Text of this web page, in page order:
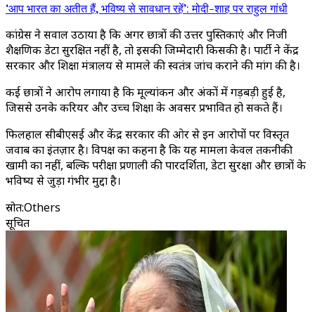
‘आप भारत का अतीत हैं, भविष्य से सावधान रहें’: मोदी-शाह पर राहुल गांधी
कांग्रेस ने सवाल उठाया है कि अगर छात्रों की उत्तर पुस्तिकाएं और निजी
शैक्षणिक डेटा सुरक्षित नहीं है, तो इसकी जिम्मेदारी किसकी है। पार्टी ने केंद्र
सरकार और शिक्षा मंत्रालय से मामले की स्वतंत्र जांच कराने की मांग की है।
कई छात्रों ने आरोप लगाया है कि मूल्यांकन और अंकों में गड़बड़ी हुई है,
जिससे उनके करियर और उच्च शिक्षा के अवसर प्रभावित हो सकते हैं।
फिलहाल सीबीएसई और केंद्र सरकार की ओर से इन आरोपों पर विस्तृत
जवाब का इंतज़ार है। विपक्ष का कहना है कि यह मामला केवल तकनीकी
खामी का नहीं, बल्कि परीक्षा प्रणाली की पारदर्शिता, डेटा सुरक्षा और छात्रों के
भविष्य से जुड़ा गंभीर मुद्दा है।
स्रोत:Others
सूचित